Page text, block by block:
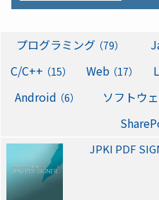
プログラミング （79）
C/C++ （15） Web （17）
Android （6） ソフトウ
JPKI PDF